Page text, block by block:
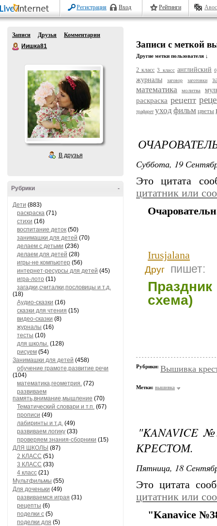
Регистрация Вход Рейтинги
Записи Друзья
Комментарии
Иишка81
В друзья
-
Рубрики
Дети (883)
раскраска (71)
стихи (16)
воспитание деток (50)
занимашки для детей (70)
делаем с детьми (236)
делаем для детей (28)
игры-не компьютер (56)
интернет-ресурсы для детей (45)
игра-лото (11)
загадки,считалки,пословицы и т.д.
(18)
Аудио-сказки (16)
сказки для чтения (15)
видео-сказки (8)
журналы (16)
тесты (10)
для школы. (128)
рисуем (54)
Занимашки для детей (458)
обучение грамоте,развитие речи
(104)
математика,геометрия. (72)
развиваем
память,внимание,мышление (70)
Тематический словари и т.п. (67)
прописи (49)
лабиринты и т.д. (49)
развиваем логику (33)
проверяем знания-сборники (15)
ДЛЯ ШКОЛЫ (87)
2 КЛАСС (51)
3 КЛАСС (33)
4 класс (21)
Мультфильмы (55)
Для доченьки (49)
развиваемся играя (31)
рецепты (6)
поделки с (5)
поделки для (5)
Записи с меткой
Другие метки пользователя ↓
2 класс 3 класс английский
журналы заговор заготовки
математика молитва
раскраска рецепт
трафарет уход фильм цветы
Суббота, 19
Это цитата
цитатник или
Irusjalana
Друг пишет:
схема)
Рубрики: Вышивка
Метки: вышивка
"KANAVICE
КРЕСТОМ.
Пятница, 18
Это цитата
цитатник или
"Kanavice